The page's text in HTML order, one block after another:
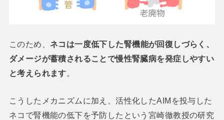
このため、 ネコは一度低下した腎機能が回復しづらく、
ダメージが蓄積されることで慢性腎臓病を発症しやすい
と考えられます
こうしたメカニズムに加え、活性化したAIMを投与した
ネコで腎機能の低下を予防したという宮崎徹教授の研究